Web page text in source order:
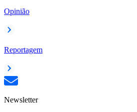
Opinião
Reportagem
Newsletter